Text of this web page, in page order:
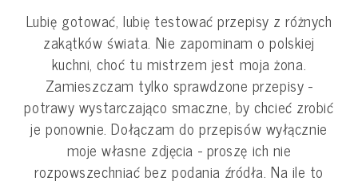
Lubię gotować, lubię testować przepisy z różnych
zakątków świata. Nie zapominam o polskiej
kuchni, choć tu mistrzem jest moja żona.
Zamieszczam tylko sprawdzone przepisy -
potrawy wystarczająco smaczne, by chcieć zrobić
je ponownie. Dołączam do przepisów wyłącznie
moje własne zdjęcia - proszę ich nie
rozpowszechniać bez podania źródła. Na ile to